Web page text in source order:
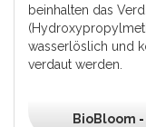
beinhalten das
wasserlöslich und
verdaut werden.
BioBloom